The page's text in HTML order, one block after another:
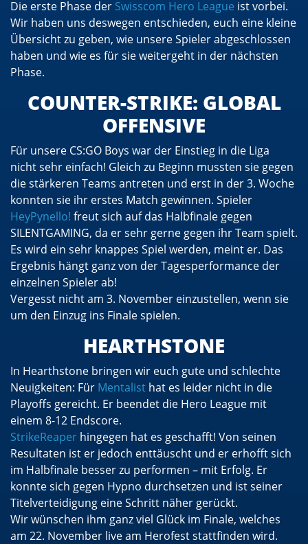
Die erste Phase der Swisscom Hero League ist vorbei.
Wir haben uns deswegen entschieden, euch eine kleine
Übersicht zu geben, wie unsere Spieler abgeschlossen
haben und wie es für sie weitergeht in der nächsten
Phase.
COUNTER-STRIKE: GLOBAL
OFFENSIVE
Für unsere CS:GO Boys war der Einstieg in die Liga
nicht sehr einfach! Gleich zu Beginn mussten sie gegen
die stärkeren Teams antreten und erst in der 3. Woche
konnten sie ihr erstes Match gewinnen. Spieler
HeyPynello! freut sich auf das Halbfinale gegen
SILENTGAMING, da er sehr gerne gegen ihr Team spielt.
Es wird ein sehr knappes Spiel werden, meint er. Das
Ergebnis hängt ganz von der Tagesperformance der
einzelnen Spieler ab!
Vergesst nicht am 3. November einzustellen, wenn sie
um den Einzug ins Finale spielen.
HEARTHSTONE
In Hearthstone bringen wir euch gute und schlechte
Neuigkeiten: Für Mentalist hat es leider nicht in die
Playoffs gereicht. Er beendet die Hero League mit
einem 8-12 Endscore.
StrikeReaper hingegen hat es geschafft! Von seinen
Resultaten ist er jedoch enttäuscht und er erhofft sich
im Halbfinale besser zu performen – mit Erfolg. Er
konnte sich gegen Hypno durchsetzen und ist seiner
Titelverteidigung eine Schritt näher gerückt.
Wir wünschen ihm ganz viel Glück im Finale, welches
am 22. November live am Herofest stattfinden wird.